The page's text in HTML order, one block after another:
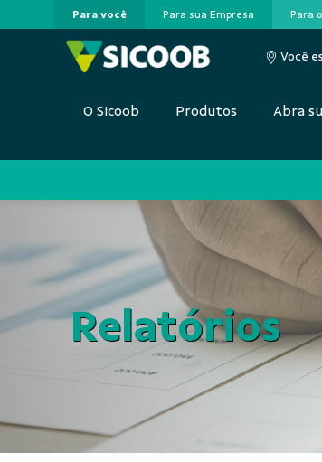
Pular para o Conteúdo principal
Para você Para sua Empresa Para
Você
O Sicoob Produtos Abra
Relatórios